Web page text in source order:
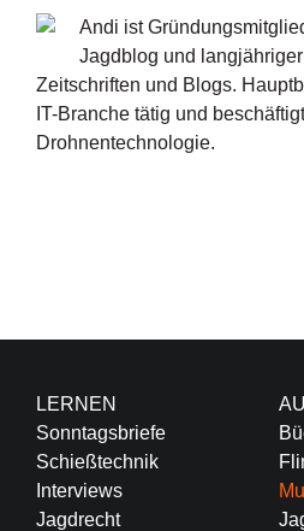
Andi ist
Jagdblog und
Zeitschriften und Blogs.
IT-Branche tätig und
Drohnentechnologie.
LERNEN
Sonntagsbriefe
Schießtechnik
Interviews
Jagdrecht